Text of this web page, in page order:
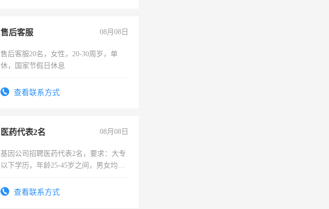
售后客服 08月08日
售后客服20名，女性，20-30周岁，单
休，国家节假日休息
查看联系方式
医药代表2名 08月08日
基因公司招聘医药代表2名，要求：大专
以下学历，年龄25-45岁之间，男女均
表或者有医学资质的优先，底薪+绩效，
查看联系方式